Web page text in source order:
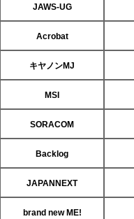
JAWS-UG
Acrobat
キヤノンMJ
MSI
SORACOM
Backlog
JAPANNEXT
brand new ME!